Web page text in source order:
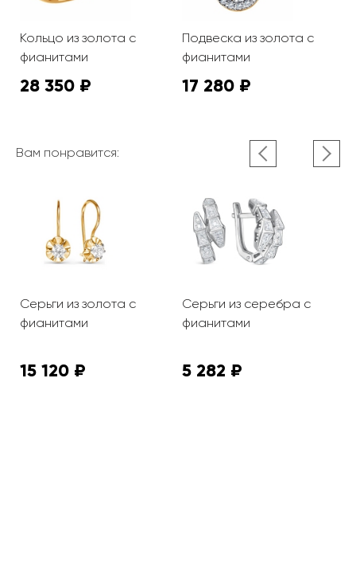
Кольцо из золота с
фианитами
28 350 ₽
Подвеска из золота с
фианитами
17 280 ₽
Вам понравится:
Серьги из золота с
фианитами
15 120 ₽
Серьги из серебра с
фианитами
5 282 ₽